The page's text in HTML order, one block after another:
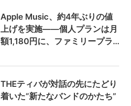
Apple Music、約4年ぶりの値
上げを実施——個人プランは月
額1,180円に、ファミリープラ
THEティバが対話の先にたどり
着いた“新たなバンドのかたち”